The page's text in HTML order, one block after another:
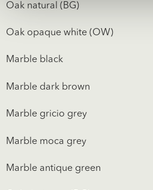
Oak natural (BG)
Oak opaque white (OW)
Marble black
Marble dark brown
Marble gricio grey
Marble moca grey
Marble antique green